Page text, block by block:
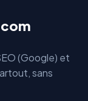
(Google) et
sans